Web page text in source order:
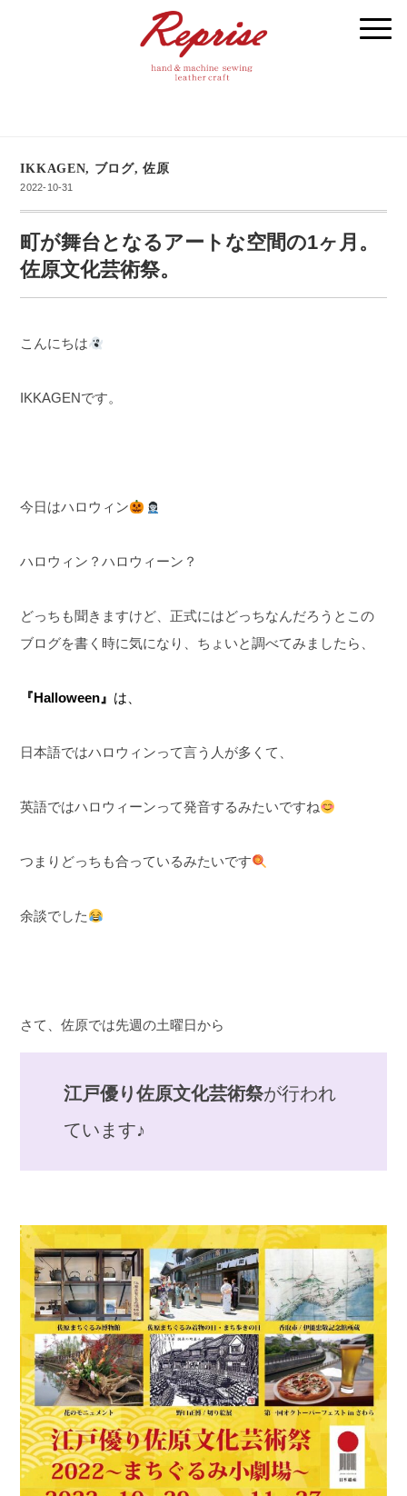
IKKAGEN, ブログ,佐原
2022-10-31
町が舞台となるアートな空間の1ヶ月。
佐原文化芸術祭。
こんにちは
IKKAGENです。
今日はハロウィン
ハロウィン？ハロウィーン？
どっちも聞きますけど、正式にはどっちなんだろうとこの
ブログを書く時に気になり、ちょいと調べてみましたら、
『Halloween』 は、
日本語ではハロウィンって言う人が多くて、
英語ではハロウィーンって発音するみたいですね
つまりどっちも合っているみたいです
余談でした
さて、佐原では先週の土曜日から
江戸優り佐原文化芸術祭が行われ
ています♪